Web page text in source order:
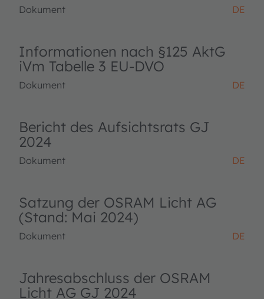
Dokument DE
Informationen nach §125 AktG
iVm Tabelle 3 EU-DVO
Dokument DE
Bericht des Aufsichtsrats GJ
2024
Dokument DE
Satzung der OSRAM Licht AG
(Stand: Mai 2024)
Dokument DE
Jahresabschluss der OSRAM
Licht AG GJ 2024